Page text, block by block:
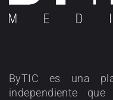
ByTIC es una
independiente